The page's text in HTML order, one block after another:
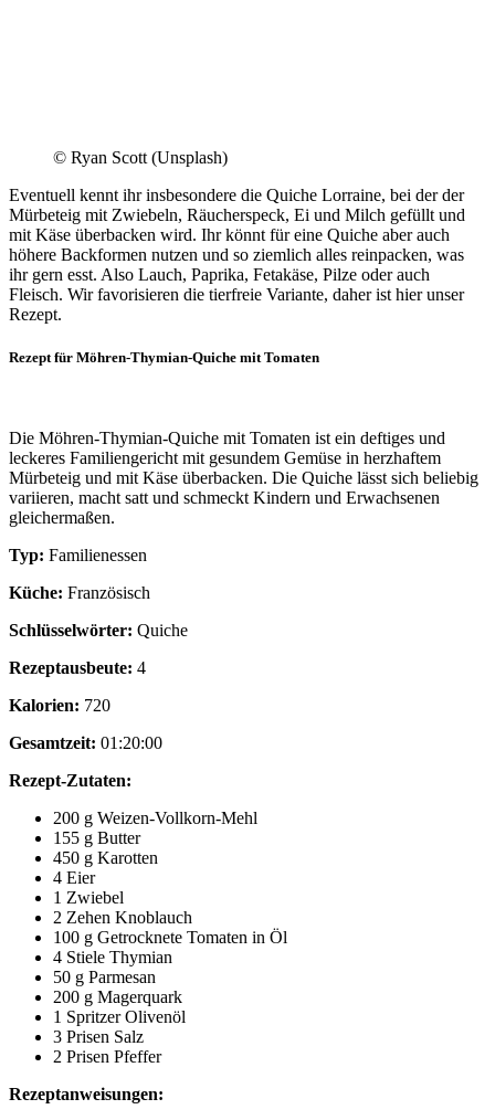
© Ryan Scott (Unsplash)
Eventuell kennt ihr insbesondere die Quiche Lorraine, bei der der
Mürbeteig mit Zwiebeln, Räucherspeck, Ei und Milch gefüllt und
mit Käse überbacken wird. Ihr könnt für eine Quiche aber auch
höhere Backformen nutzen und so ziemlich alles reinpacken, was
ihr gern esst. Also Lauch, Paprika, Fetakäse, Pilze oder auch
Fleisch. Wir favorisieren die tierfreie Variante, daher ist hier unser
Rezept.
Rezept für Möhren-Thymian-Quiche mit Tomaten
Die Möhren-Thymian-Quiche mit Tomaten ist ein deftiges und
leckeres Familiengericht mit gesundem Gemüse in herzhaftem
Mürbeteig und mit Käse überbacken. Die Quiche lässt sich beliebig
variieren, macht satt und schmeckt Kindern und Erwachsenen
gleichermaßen.
Typ: Familienessen
Küche: Französisch
Schlüsselwörter: Quiche
Rezeptausbeute: 4
Kalorien: 720
Gesamtzeit: 01:20:00
Rezept-Zutaten:
200 g Weizen-Vollkorn-Mehl
155 g Butter
450 g Karotten
4 Eier
1 Zwiebel
2 Zehen Knoblauch
100 g Getrocknete Tomaten in Öl
4 Stiele Thymian
50 g Parmesan
200 g Magerquark
1 Spritzer Olivenöl
3 Prisen Salz
2 Prisen Pfeffer
Rezeptanweisungen: